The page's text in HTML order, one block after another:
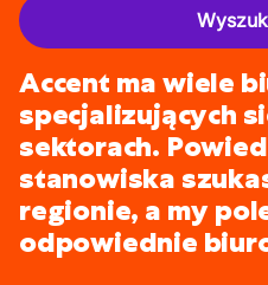
Accent ma wiele
specjalizujących
sektorach.
stanowiska
regionie, a my
odpowiednie